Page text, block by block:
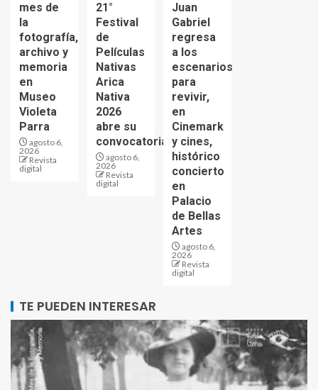
mes de
la
fotografía,
archivo y
memoria
en
Museo
Violeta
Parra
agosto 6,
2026
Revista
digital
21°
Festival
de
Películas
Nativas
Arica
Nativa
2026
abre su
convocatoria
agosto 6,
2026
Revista
digital
Juan
Gabriel
regresa
a los
escenarios
para
revivir,
en
Cinemark
y cines,
histórico
concierto
en
Palacio
de Bellas
Artes
agosto 6,
2026
Revista
digital
TE PUEDEN INTERESAR